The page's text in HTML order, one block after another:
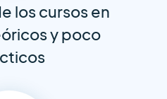
los cursos en
y poco